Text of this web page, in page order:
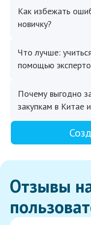
Как избежать
новичку?
Что лучше:
помощью
Почему выгодно
закупкам в Китае
Отзывы